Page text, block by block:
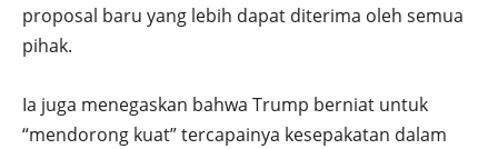
proposal baru yang lebih dapat diterima oleh semua
pihak.
Ia juga menegaskan bahwa Trump berniat untuk
“mendorong kuat” tercapainya kesepakatan dalam